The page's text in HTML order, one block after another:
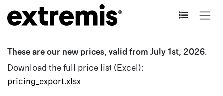
Zum Inhalt springen
These are our new prices, valid from July 1st, 2026.
Download the full price list (Excel):
pricing_export.xlsx